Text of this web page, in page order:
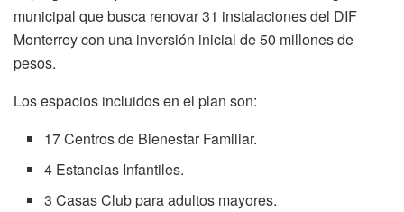
municipal que busca renovar 31 instalaciones del DIF
Monterrey con una inversión inicial de 50 millones de
pesos.
Los espacios incluidos en el plan son:
17 Centros de Bienestar Familiar.
4 Estancias Infantiles.
3 Casas Club para adultos mayores.